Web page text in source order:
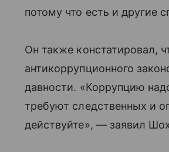
потому что есть и другие
Он также констатировал,
антикоррупционного
давности. «Коррупцию
требуют следственных и
действуйте», — заявил